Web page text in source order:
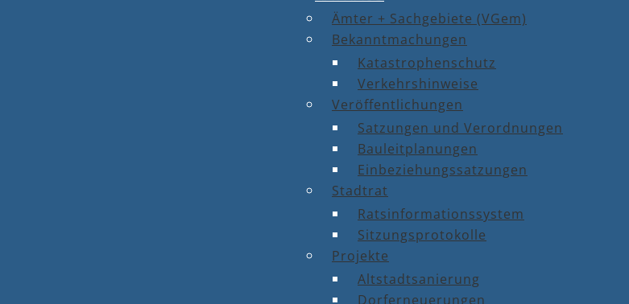
Ämter + Sachgebiete (VGem)
Bekanntmachungen
Katastrophenschutz
Verkehrshinweise
Veröffentlichungen
Satzungen und Verordnungen
Bauleitplanungen
Einbeziehungssatzungen
Stadtrat
Ratsinformationssystem
Sitzungsprotokolle
Projekte
Altstadtsanierung
Dorferneuerungen